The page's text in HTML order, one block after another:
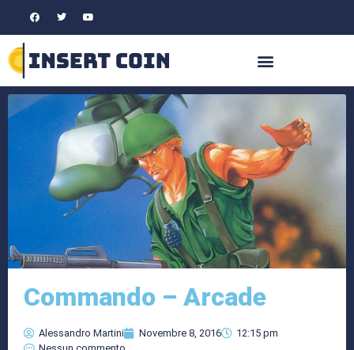
Commando – Arcade
Alessandro Martini Novembre 8, 2016
12:15 pm